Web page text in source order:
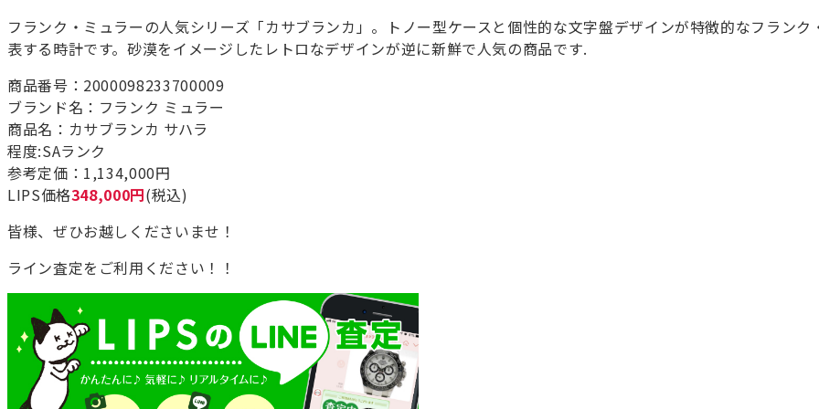
フランク・ミュラーの人気シリーズ「カサブランカ」。トノー型ケースと個性的な文字盤デザインが特徴的なフランク
表する時計です。砂漠をイメージしたレトロなデザインが逆に新鮮で人気の商品です.
商品番号：2000098233700009
ブランド名：フランク ミュラー
商品名：カサブランカ サハラ
程度:SAランク
参考定価：1,134,000円
LIPS価格348,000円(税込)
皆様、ぜひお越しくださいませ！
ライン査定をご利用ください！！